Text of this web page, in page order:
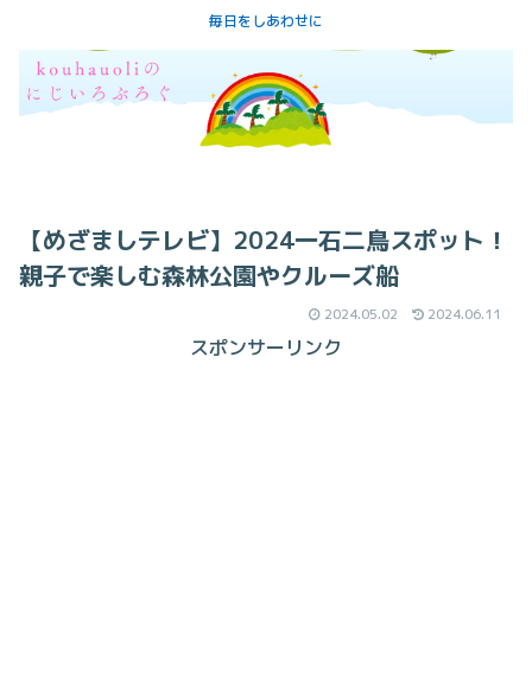
毎日をしあわせに
【めざましテレビ】2024一石二鳥スポット！
親子で楽しむ森林公園やクルーズ船
2024.05.02 2024.06.11
スポンサーリンク